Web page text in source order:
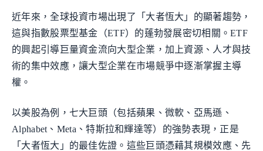
近年來，全球投資市場出現了「大者恆大」的顯著趨勢，
這與指數股票型基金（ETF）的蓬勃發展密切相關。ETF
的興起引導巨量資金流向大型企業，加上資源、人才與技
術的集中效應，讓大型企業在市場競爭中逐漸掌握主導
權。
以美股為例，七大巨頭（包括蘋果、微軟、亞馬遜、
Alphabet、Meta、特斯拉和輝達等）的強勢表現，正是
「大者恆大」的最佳佐證。這些巨頭憑藉其規模效應、先